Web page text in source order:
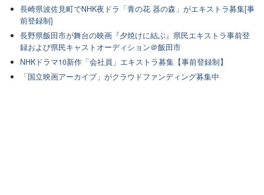
長崎県波佐見町でNHK夜ドラ「青の花 器の森」がエキストラ募集[事
前登録制]
長野県飯田市が舞台の映画『夕焼けに結ぶ』県民エキストラ事前登
録および県民キャストオーディション＠飯田市
NHKドラマ10新作「会社員」エキストラ募集【事前登録制】
「国立映画アーカイブ」がクラウドファンディング募集中